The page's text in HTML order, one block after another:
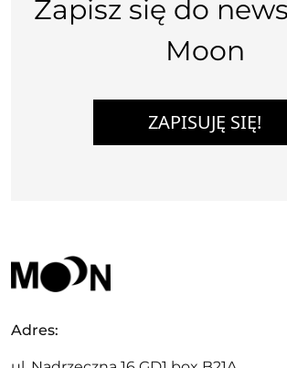
Zapisz się do
Moon
ZAPISUJĘ SIĘ!
Adres: